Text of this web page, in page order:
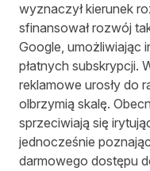
wyznaczył kierunek
sfinansował rozwój
Google, umożliwiając
płatnych subskrypcji.
reklamowe urosły do
olbrzymią skalę.
sprzeciwiają się
jednocześnie
darmowego dostępu